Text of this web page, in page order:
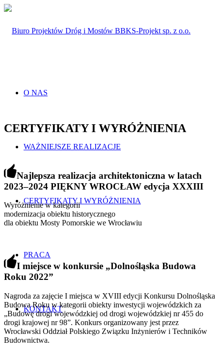
O NAS
WAŻNIEJSZE REALIZACJE
CERTYFIKATY I WYRÓŻNIENIA
PRACA
KONTAKT
CERTYFIKATY I WYRÓŻNIENIA
Najlepsza realizacja architektoniczna w latach
2023–2024 PIĘKNY WROCŁAW edycja XXXIII
Wyróżnienie w kategorii
modernizacja obiektu historycznego
dla obiektu Mosty Pomorskie we Wrocławiu
I miejsce w konkursie „Dolnośląska Budowa
Roku 2022”
Nagroda za zajęcie I miejsca w XVIII edycji Konkursu Dolnośląska
Budowa Roku w kategorii obiekty inwestycji wojewódzkich za
„Budowę drogi wojewódzkiej od drogi wojewódzkiej nr 455 do
drogi krajowej nr 98”. Konkurs organizowany jest przez
Wrocławski Oddział Polskiego Związku Inżynierów i Techników
Budownictwa.